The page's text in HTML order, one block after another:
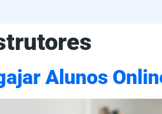
Alunos